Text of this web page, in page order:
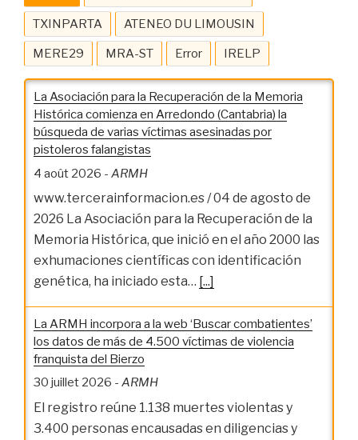
TXINPARTA ATENEO DU LIMOUSIN
MERE29 MRA-ST Error IRELP
La Asociación para la Recuperación de la Memoria
Histórica comienza en Arredondo (Cantabria) la
búsqueda de varias víctimas asesinadas por
pistoleros falangistas
4 août 2026 - ARMH
www.tercerainformacion.es / 04 de agosto de
2026 La Asociación para la Recuperación de la
Memoria Histórica, que inició en el año 2000 las
exhumaciones científicas con identificación
genética, ha iniciado esta… [...]
La ARMH incorpora a la web ‘Buscar combatientes’
los datos de más de 4.500 víctimas de violencia
franquista del Bierzo
30 juillet 2026 - ARMH
El registro reúne 1.138 muertes violentas y
3.400 personas encausadas en diligencias y